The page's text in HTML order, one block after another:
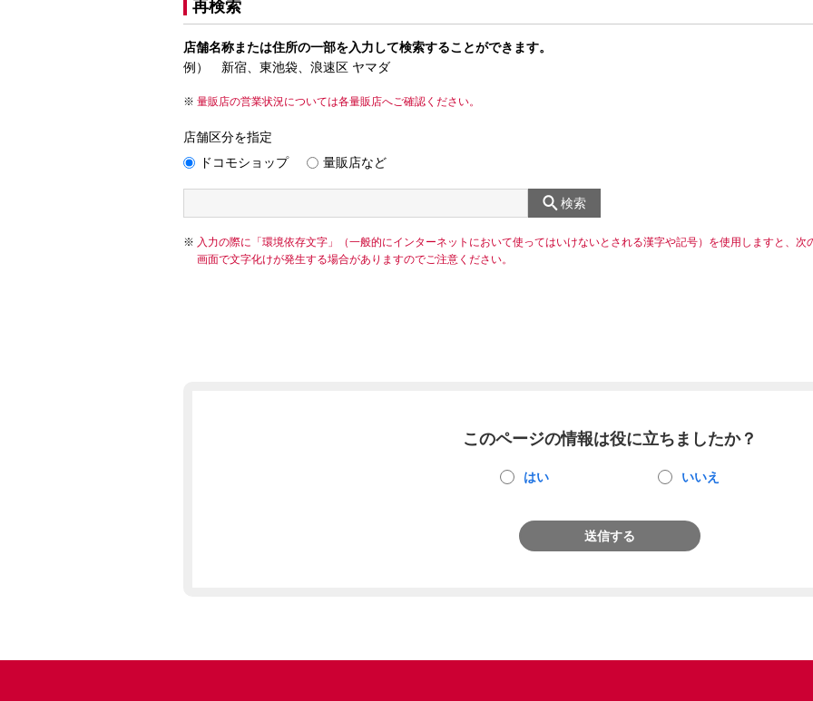
再検索
店舗名称または住所の一部を入力して検索することができます。
例） 新宿、東池袋、浪速区 ヤマダ
量販店の営業状況については各量販店へご確認ください。
店舗区分を指定
ドコモショップ
量販店など
検索
入力の際に「環境依存文字」（一般的にインターネットにおいて使ってはいけないとされる漢字や記号）を使用しますと、次
画面で文字化けが発生する場合がありますのでご注意ください。
このページの情報は役に立ちましたか？
はい いいえ
送信する